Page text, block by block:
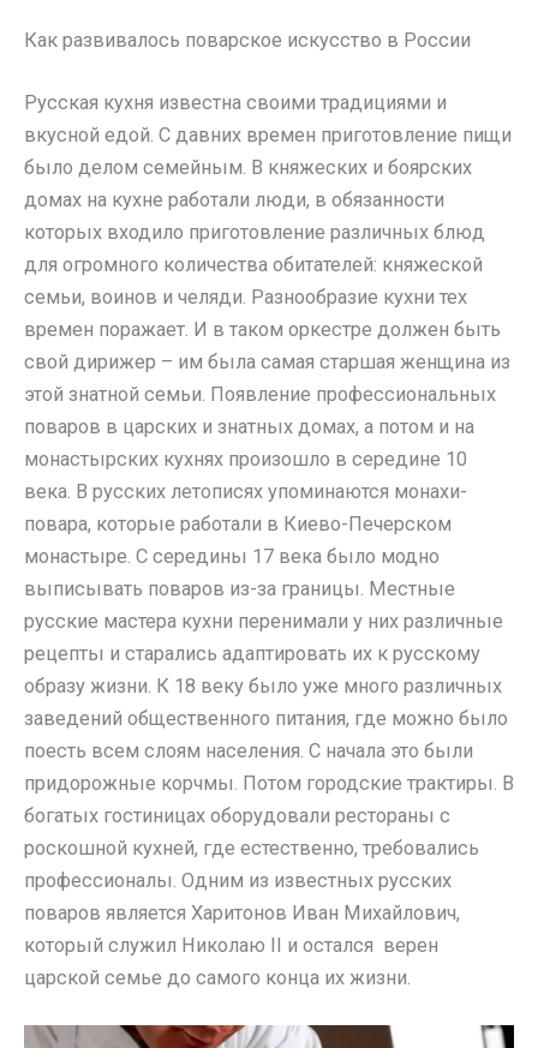
Как развивалось поварское искусство в России
Русская кухня известна своими традициями и
вкусной едой. С давних времен приготовление пищи
было делом семейным. В княжеских и боярских
домах на кухне работали люди, в обязанности
которых входило приготовление различных блюд
для огромного количества обитателей: княжеской
семьи, воинов и челяди. Разнообразие кухни тех
времен поражает. И в таком оркестре должен быть
свой дирижер – им была самая старшая женщина из
этой знатной семьи. Появление профессиональных
поваров в царских и знатных домах, а потом и на
монастырских кухнях произошло в середине 10
века. В русских летописях упоминаются монахи-
повара, которые работали в Киево-Печерском
монастыре. С середины 17 века было модно
выписывать поваров из-за границы. Местные
русские мастера кухни перенимали у них различные
рецепты и старались адаптировать их к русскому
образу жизни. К 18 веку было уже много различных
заведений общественного питания, где можно было
поесть всем слоям населения. С начала это были
придорожные корчмы. Потом городские трактиры. В
богатых гостиницах оборудовали рестораны с
роскошной кухней, где естественно, требовались
профессионалы. Одним из известных русских
поваров является Харитонов Иван Михайлович,
который служил Николаю II и остался верен
царской семье до самого конца их жизни.